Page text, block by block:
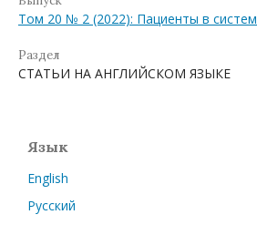
Том 20 № 2 (2022): Пациенты в
Раздел
СТАТЬИ НА АНГЛИЙСКОМ ЯЗЫКЕ
Язык
English
Русский